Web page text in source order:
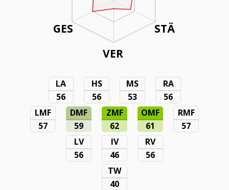
STÄ
VER
GES
LA
56
HS
56
MS
53
RA
56
LMF
57
DMF
59
ZMF
62
OMF
61
RMF
57
LV
56
IV
46
RV
56
TW
40